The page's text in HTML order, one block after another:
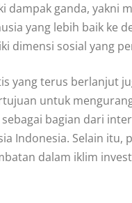
dampak ganda, yakni
yang lebih baik ke
dimensi sosial yang
yang terus berlanjut
untuk
bagian dari
Indonesia. Selain
dalam iklim